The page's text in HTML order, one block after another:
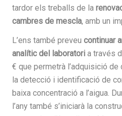
tardor els treballs de la
cambres de mescla, amb un
L’ens també preveu continuar
analític del laboratori a través
€ que permetrà l’adquisició
la detecció i identificació de
baixa concentració a l’aigua.
l’any també s’iniciarà la